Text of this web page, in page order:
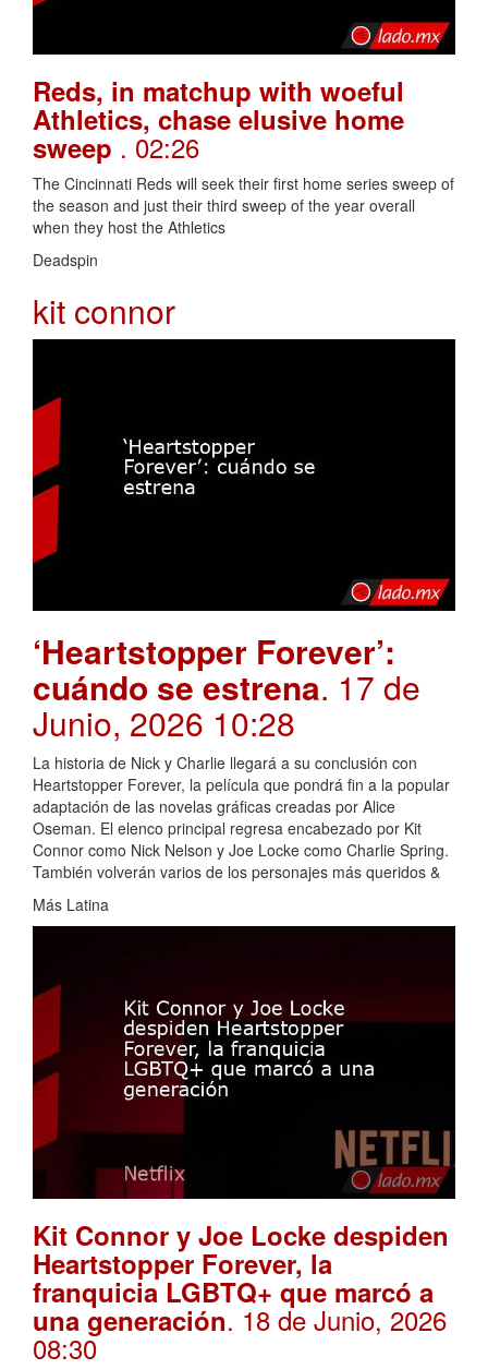
Reds, in matchup with woeful
Athletics, chase elusive home
sweep . 02:26
The Cincinnati Reds will seek their first home series sweep of
the season and just their third sweep of the year overall
when they host the Athletics
Deadspin
kit connor
‘Heartstopper Forever’:
cuándo se estrena. 17 de
Junio, 2026 10:28
La historia de Nick y Charlie llegará a su conclusión con
Heartstopper Forever, la película que pondrá fin a la popular
adaptación de las novelas gráficas creadas por Alice
Oseman. El elenco principal regresa encabezado por Kit
Connor como Nick Nelson y Joe Locke como Charlie Spring.
También volverán varios de los personajes más queridos &
Más Latina
Kit Connor y Joe Locke despiden
Heartstopper Forever, la
franquicia LGBTQ+ que marcó a
una generación. 18 de Junio, 2026
08:30